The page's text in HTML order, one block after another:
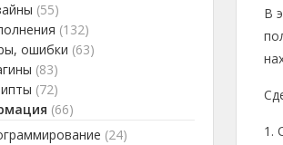
В
1.
(55)
(132)
ошибки (63)
(83)
(72)
(66)
(24)